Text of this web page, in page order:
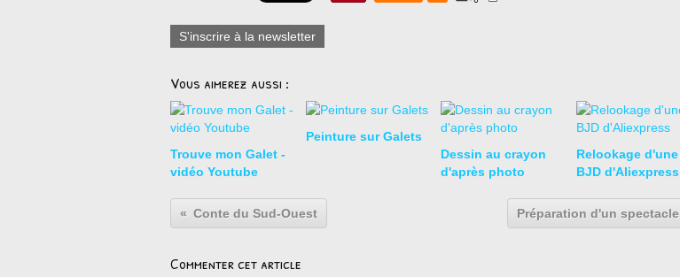
S'inscrire à la newsletter
Vous aimerez aussi :
Trouve mon Galet -
vidéo Youtube
Peinture sur Galets
Dessin au crayon
d'après photo
Relookage d'une
BJD d'Aliexpress
Conte du Sud-Ouest Préparation d'un spectacle
Commenter cet article